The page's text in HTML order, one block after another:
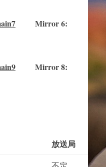
7 Mirror6:
9 Mirror 8:
放送局